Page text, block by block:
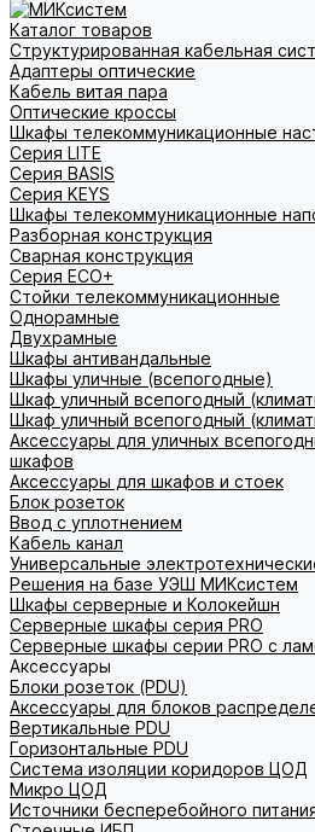
Каталог товаров
Структурированная кабельная
Адаптеры оптические
Кабель витая пара
Оптические кроссы
Шкафы телекоммуникационные
Cерия LITE
Cерия BASIS
Cерия KEYS
Шкафы телекоммуникационные
Разборная конструкция
Сварная конструкция
Серия ECO+
Стойки телекоммуникационные
Однорамные
Двухрамные
Шкафы антивандальные
Шкафы уличные (всепогодные)
Шкаф уличный всепогодный
Шкаф уличный всепогодный
Аксессуары для уличных
шкафов
Аксессуары для шкафов и стоек
Блок розеток
Ввод с уплотнением
Кабель канал
Универсальные
Решения на базе УЭШ МИКсистем
Шкафы серверные и Колокейшн
Серверные шкафы серия PRO
Серверные шкафы серии PRO с
Аксессуары
Блоки розеток (PDU)
Аксессуары для блоков
Вертикальные PDU
Горизонтальные PDU
Система изоляции коридоров ЦОД
Микро ЦОД
Источники бесперебойного